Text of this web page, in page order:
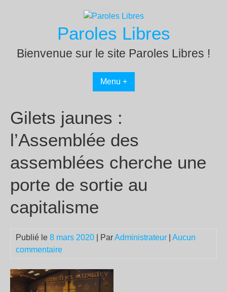
Paroles Libres
Bienvenue sur le site Paroles Libres !
Menu +
Gilets jaunes :
l’Assemblée des
assemblées cherche une
porte de sortie au
capitalisme
Publié le 8 mars 2020 | ParAdministrateur
Aucun
commentaire